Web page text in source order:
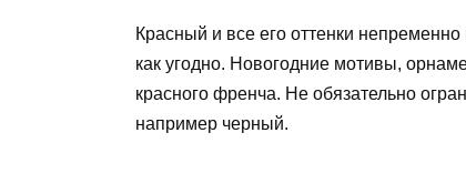
Красный и все его оттенки
как угодно. Новогодние мотивы,
красного френча. Не обязательно
например черный.